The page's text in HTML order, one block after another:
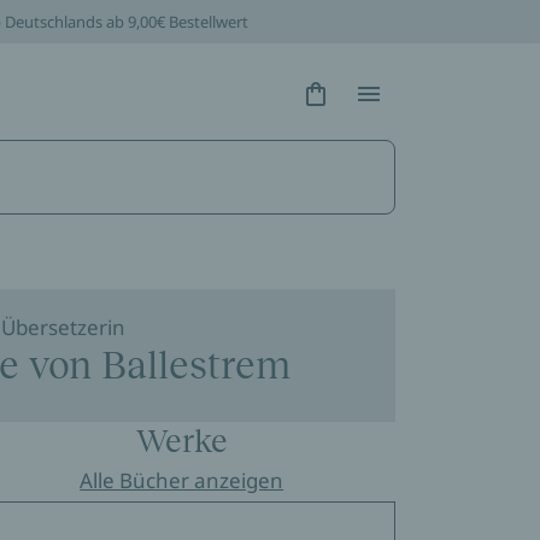
ab 9,00€ Bestellwert
Hidden Text
Hidden Text
Übersetzerin
von Ballestrem
Werke
Alle Bücher anzeigen